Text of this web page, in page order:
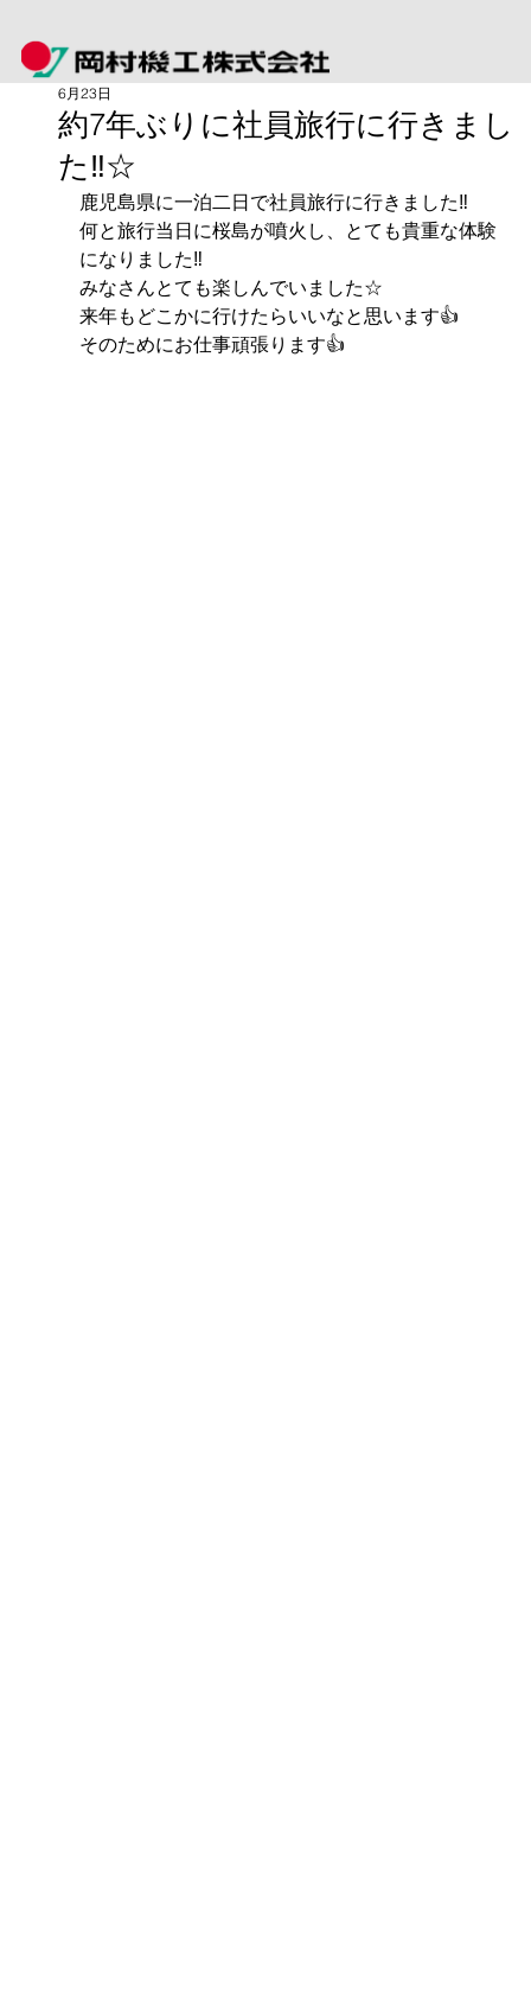
約7年ぶりに社員旅行に行きまし
た‼☆
6月23日
鹿児島県に一泊二日で社員旅行に行きました‼
何と旅行当日に桜島が噴火し、とても貴重な体験
になりました‼
みなさんとても楽しんでいました☆
来年もどこかに行けたらいいなと思います👍
そのためにお仕事頑張ります👍